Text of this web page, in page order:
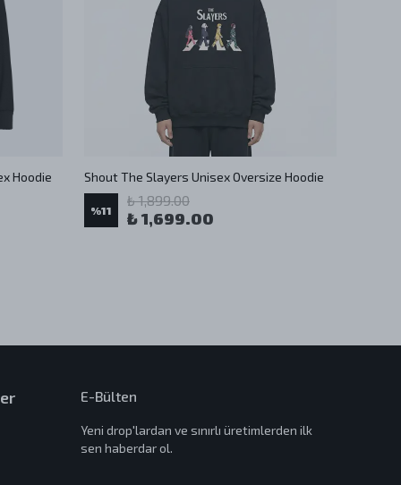
Hoodie Shout The Slayers Unisex Oversize Hoodie
%11
₺ 1,899.00
₺ 1,699.00
E-Bülten
Yeni drop'lardan ve sınırlı üretimlerden ilk
sen haberdar ol.